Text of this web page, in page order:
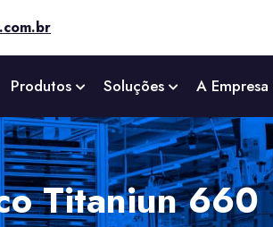
Produtos Soluções A Empresa
Titaniun 660